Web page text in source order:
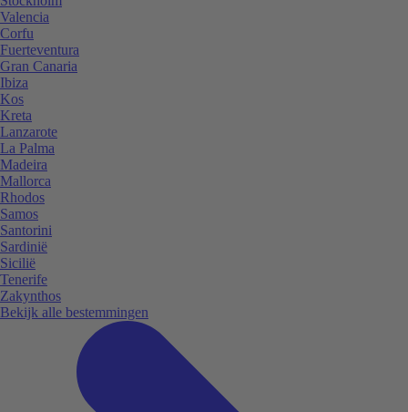
Valencia
Corfu
Fuerteventura
Gran Canaria
Ibiza
Kos
Kreta
Lanzarote
La Palma
Madeira
Mallorca
Rhodos
Samos
Santorini
Sardinië
Sicilië
Tenerife
Zakynthos
Bekijk alle bestemmingen